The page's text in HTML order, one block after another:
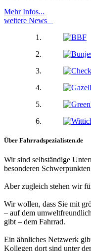
Mehr Infos...
weitere News
Über Fahrradspezialisten.de
Wir sind selbständige
besonderen
Aber zugleich stehen wir
Wir wollen, dass Sie mit
– auf dem
gibt – dem Fahrrad.
Ein ähnliches Netzwerk
Kollegen dort sind unter